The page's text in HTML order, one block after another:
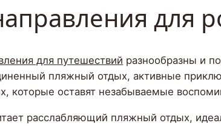
для
для путешествий разнообразны и
пляжный отдых, активные
которые оставят незабываемые
расслабляющий пляжный отдых,